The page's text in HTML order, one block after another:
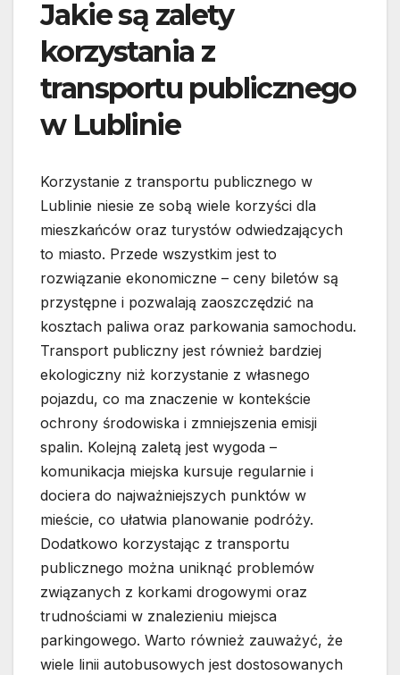
Jakie są zalety
korzystania z
transportu publicznego
w Lublinie
Korzystanie z transportu publicznego w
Lublinie niesie ze sobą wiele korzyści dla
mieszkańców oraz turystów odwiedzających
to miasto. Przede wszystkim jest to
rozwiązanie ekonomiczne – ceny biletów są
przystępne i pozwalają zaoszczędzić na
kosztach paliwa oraz parkowania samochodu.
Transport publiczny jest również bardziej
ekologiczny niż korzystanie z własnego
pojazdu, co ma znaczenie w kontekście
ochrony środowiska i zmniejszenia emisji
spalin. Kolejną zaletą jest wygoda –
komunikacja miejska kursuje regularnie i
dociera do najważniejszych punktów w
mieście, co ułatwia planowanie podróży.
Dodatkowo korzystając z transportu
publicznego można uniknąć problemów
związanych z korkami drogowymi oraz
trudnościami w znalezieniu miejsca
parkingowego. Warto również zauważyć, że
wiele linii autobusowych jest dostosowanych